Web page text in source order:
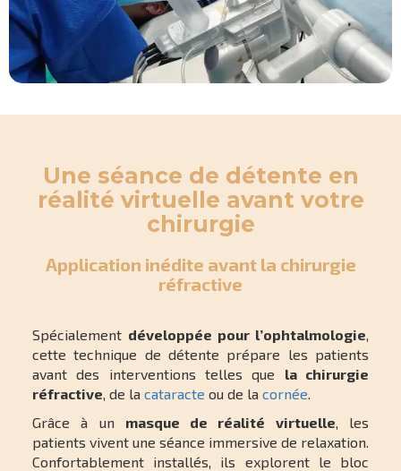
Une séance de détente en
réalité virtuelle avant votre
chirurgie
Application inédite avant la chirurgie
réfractive
Spécialement développée pour l’ophtalmologie,
cette technique de détente prépare les patients
avant des interventions telles que la chirurgie
réfractive, de la cataracte ou de la cornée.
Grâce à un masque de réalité virtuelle, les
patients vivent une séance immersive de relaxation.
Confortablement installés, ils explorent le bloc